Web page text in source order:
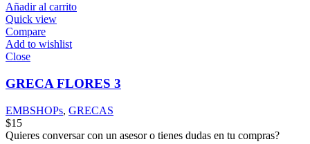
Añadir al carrito
Quick view
Compare
Add to wishlist
Close
GRECA FLORES 3
EMBSHOPs, GRECAS
$15
Quieres conversar con un asesor o tienes dudas en tu compras?